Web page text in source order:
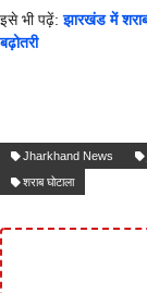
इसे भी पढ़ें:झारखंड में
बढ़ोतरी
Jharkhand News
शराब घोटाला